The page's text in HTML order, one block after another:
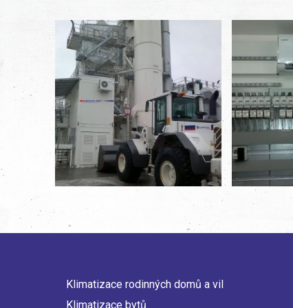
Klimatizace rodinných domů a vil
Klimatizace bytů